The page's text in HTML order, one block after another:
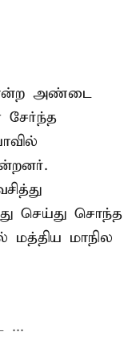
அண்டை
சேர்ந்த
வில்
செய்து சொந்த
மத்திய மாநில
...